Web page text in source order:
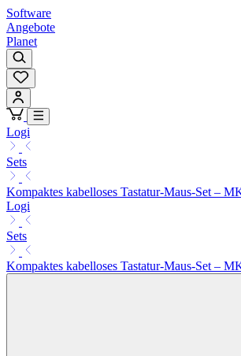
Software
Angebote
Planet
Logi
Sets
Kompaktes kabelloses Tastatur-Maus-Set –
Logi
Sets
Kompaktes kabelloses Tastatur-Maus-Set –